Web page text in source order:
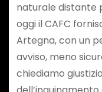
naturale distante
oggi il CAFC
Artegna, con un
avviso, meno
chiediamo